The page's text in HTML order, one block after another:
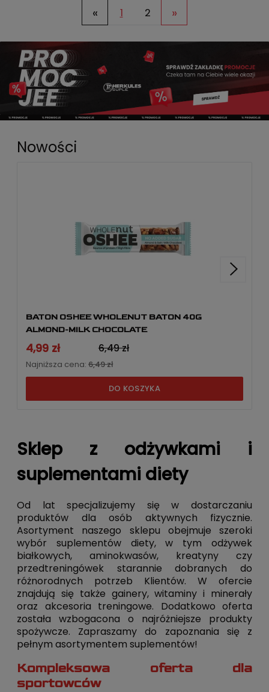
« 1 2 »
Nowości
BATON OSHEE WHOLENUT BATON 40G
ALMOND-MILK CHOCOLATE
4,99 zł 6,49 zł
Najniższa cena: 6,49 zł
DO KOSZYKA
Sklep z odżywkami i
suplementami diety
Od lat specjalizujemy się w dostarczaniu
produktów dla osób aktywnych fizycznie.
Asortyment naszego sklepu obejmuje szeroki
wybór suplementów diety, w tym odżywek
białkowych, aminokwasów, kreatyny czy
przedtreningówek starannie dobranych do
różnorodnych potrzeb Klientów. W ofercie
znajdują się także gainery, witaminy i minerały
oraz akcesoria treningowe. Dodatkowo oferta
została wzbogacona o najróżniejsze produkty
spożywcze. Zapraszamy do zapoznania się z
pełnym asortymentem suplementów!
Kompleksowa oferta dla
sportowców